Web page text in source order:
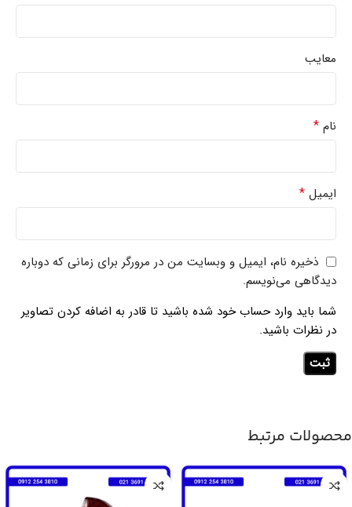
معایب
نام *
ایمیل *
ذخیره نام، ایمیل و وبسایت من در مرورگر برای زمانی که دوباره
دیدگاهی می‌نویسم.
شما باید وارد حساب خود شده باشید تا قادر به اضافه کردن تصاویر
در نظرات باشید.
محصولات مرتبط